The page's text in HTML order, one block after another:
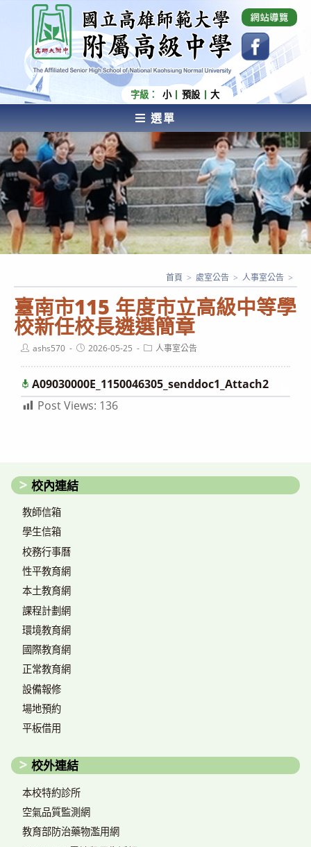
內
容
國立高雄師範大學附屬高級中學 Affiliated Senior
High School of National Kaohsiung Normal
University
字級： 小 預設 大
選單
AFFILIATED SENIOR HIGH SCHOOL OF NATIONAL
KAOHSIUNG NORMAL UNIVERSITY
臺南市115 年度市立高級中等學
校新任校長遴選簡章
首頁 > 處室公告 > 人事室公告 >
Postashs570
Post2026-05-25
Post人事室公告
A09030000E_1150046305_senddoc1_Attach2
Post Views: 136
校內連結
教師信箱
學生信箱
校務行事曆
性平教育網
本土教育網
課程計劃網
環境教育網
國際教育網
正常教育網
設備報修
場地預約
平板借用
校外連結
本校特約診所
空氣品質監測網
教育部防治藥物濫用網